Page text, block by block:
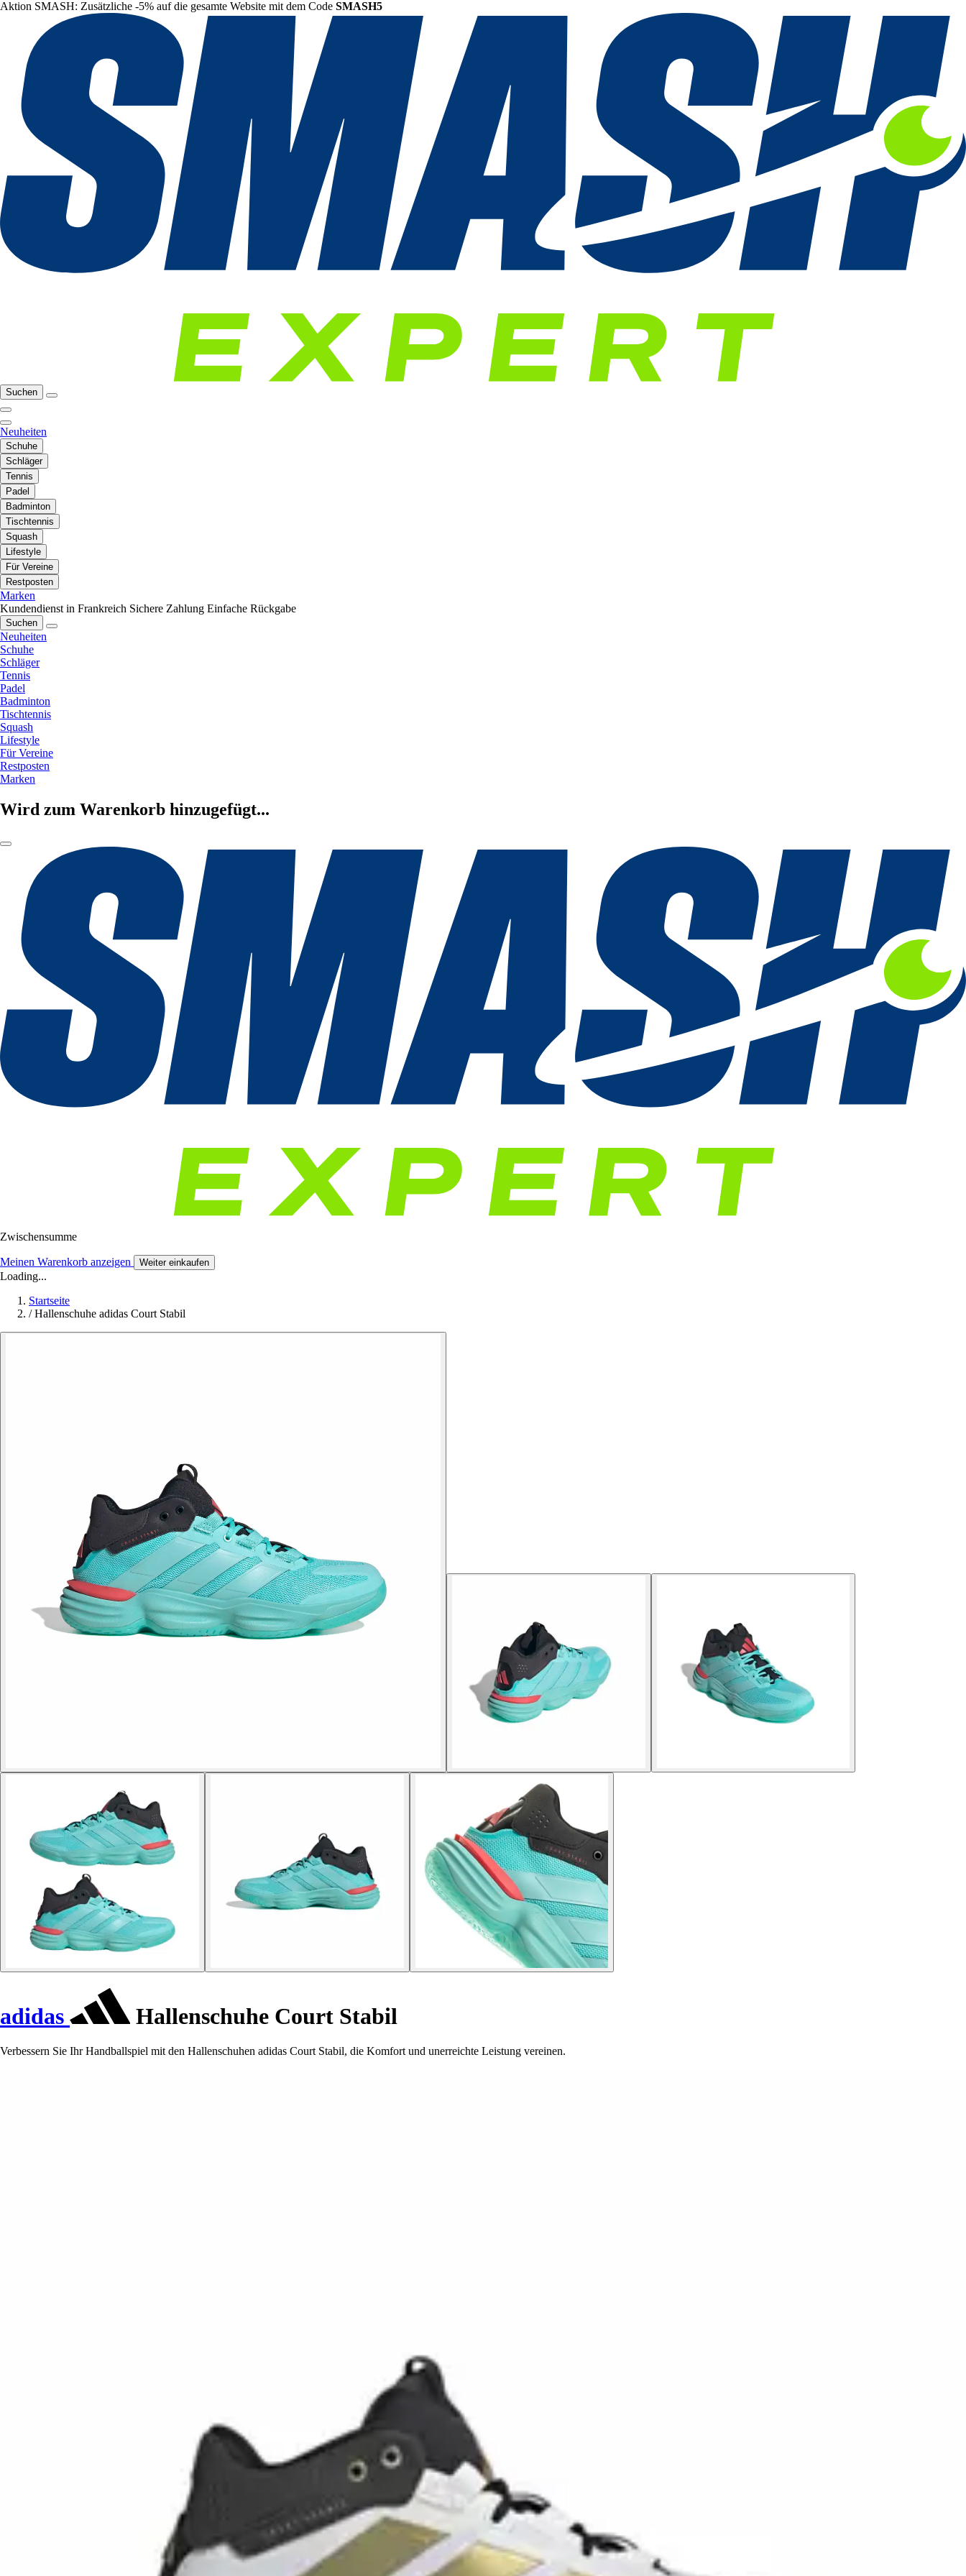
Aktion SMASH: Zusätzliche -5% auf die gesamte Website mit dem Code SMASH5
Suchen
Neuheiten
Schuhe
Schläger
Tennis
Padel
Badminton
Tischtennis
Squash
Lifestyle
Für Vereine
Restposten
Marken
Kundendienst in Frankreich Sichere Zahlung Einfache Rückgabe
Suchen
Neuheiten
Schuhe
Schläger
Tennis
Padel
Badminton
Tischtennis
Squash
Lifestyle
Für Vereine
Restposten
Marken
Wird zum Warenkorb hinzugefügt...
Zwischensumme
Meinen Warenkorb anzeigen Weiter einkaufen
Loading...
Startseite
/ Hallenschuhe adidas Court Stabil
adidas Hallenschuhe Court Stabil
Verbessern Sie Ihr Handballspiel mit den Hallenschuhen adidas Court Stabil, die Komfort und unerreichte Leistung vereinen.